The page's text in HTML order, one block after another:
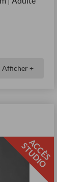
Afficher +
A
C
C
È
S
S
T
U
D
I
O